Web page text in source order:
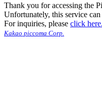
Thank you for accessing the
Unfortunately, this service
For inquiries, please click here.
Kakao piccoma Corp.